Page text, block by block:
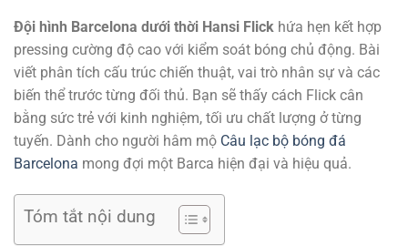
Đội hình Barcelona dưới thời Hansi Flick hứa hẹn kết hợp
pressing cường độ cao với kiểm soát bóng chủ động. Bài
viết phân tích cấu trúc chiến thuật, vai trò nhân sự và các
biến thể trước từng đối thủ. Bạn sẽ thấy cách Flick cân
bằng sức trẻ với kinh nghiệm, tối ưu chất lượng ở từng
tuyến. Dành cho người hâm mộ Câu lạc bộ bóng đá
Barcelona mong đợi một Barca hiện đại và hiệu quả.
Tóm tắt nội dung